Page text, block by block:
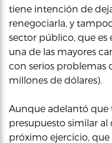
tiene intención de
renegociarla, y
sector público, que es
una de las mayores
con serios problemas
millones de dólares).
Aunque adelantó
presupuesto similar al
próximo ejercicio, que